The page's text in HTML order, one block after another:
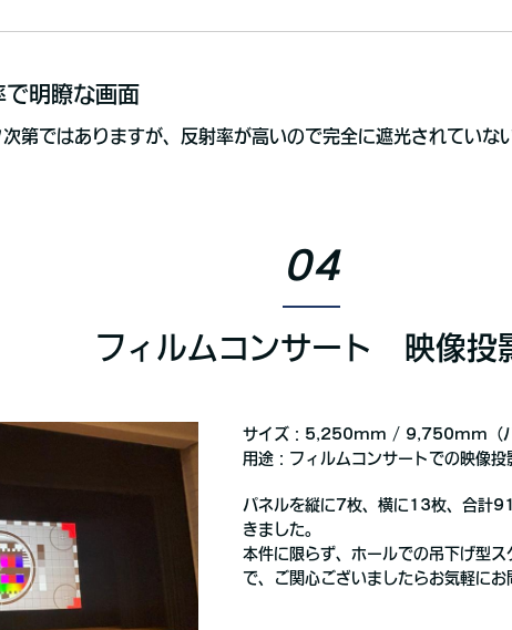
明瞭な画面
第ではありますが、反射率が高いので完全に遮光されていな
04
フィルムコンサート 映像投
サイズ：5,250mm / 9,750mm（バ
用途：フィルムコンサートでの映像投
パネルを縦に7枚、横に13枚、合計
きました。
本件に限らず、ホールでの吊下げ型
で、ご関心ございましたらお気軽にお